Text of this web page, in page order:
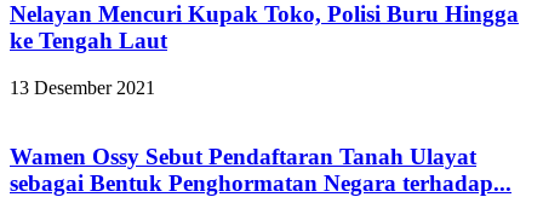
Nelayan Mencuri Kupak Toko, Polisi Buru Hingga
ke Tengah Laut
13 Desember 2021
Wamen Ossy Sebut Pendaftaran Tanah Ulayat
sebagai Bentuk Penghormatan Negara terhadap...